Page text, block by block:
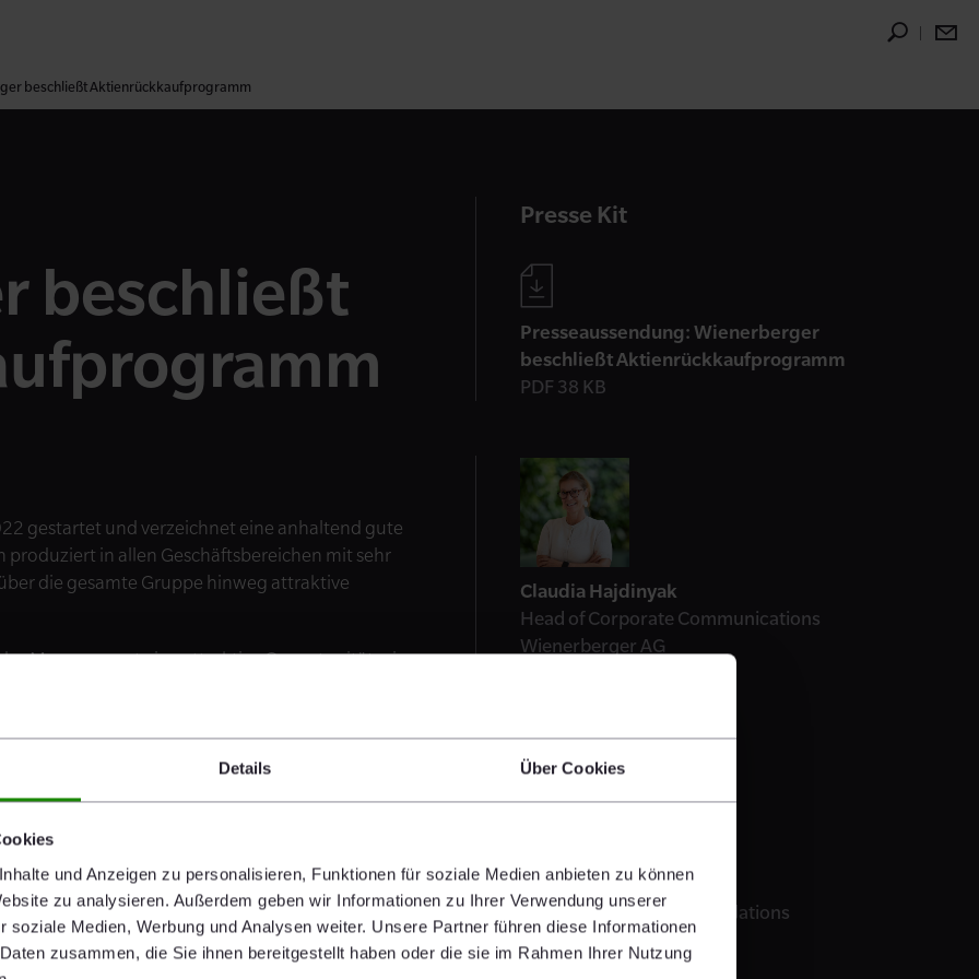
Details Über Cookies
und Anzeigen zu personalisieren, Funktionen für soziale Medien anbieten zu können
zu analysieren. Außerdem geben wir Informationen zu Ihrer Verwendung unserer
soziale Medien, Werbung und Analysen weiter. Unsere Partner führen diese Informationen
zusammen, die Sie ihnen bereitgestellt haben oder die sie im Rahmen Ihrer Nutzung
beschließt Aktienrückkaufprogramm
beschließt
gestartet und verzeichnet eine anhaltend gute
in allen Geschäftsbereichen mit sehr
die gesamte Gruppe hinweg attraktive
Management eine attraktive Opportunität, eigene
bis zu rund 3% des Grundkapitals
Kapitalbedarf beträgt 100 Mio. €.
unter anderem für den Zukauf von
klaren Mehrwert für die Aktionäre zu schaffen.
Presse Kit
Presseaussendung: Wienerberger
beschließt Aktienrückkaufprogramm
PDF 38 KB
Kontakt
Claudia Hajdinyak
Head of Corporate Communications
Wienerberger AG
E-Mail senden
Alfredo Sibilia
Senior Officer Investor Relations
Wienerberger AG